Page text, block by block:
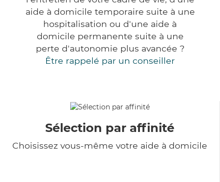
aide à domicile temporaire suite à une
hospitalisation ou d'une aide à
domicile permanente suite à une
perte d'autonomie plus avancée ?
Être rappelé par un conseiller
Sélection par affinité
Choisissez vous-même votre aide à domicile